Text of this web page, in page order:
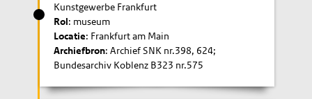
Kunstgewerbe Frankfurt
Rol: museum
Locatie: Frankfurt am Main
Archiefbron: Archief SNK nr.398, 624;
Bundesarchiv Koblenz B323 nr.575